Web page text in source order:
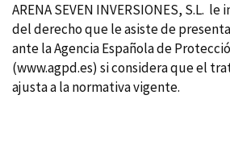
ARENA SEVEN INVERSIONES, S.L.
del derecho que le asiste de
ante la Agencia Española de
(www.agpd.es) si considera que el
ajusta a la normativa vigente.